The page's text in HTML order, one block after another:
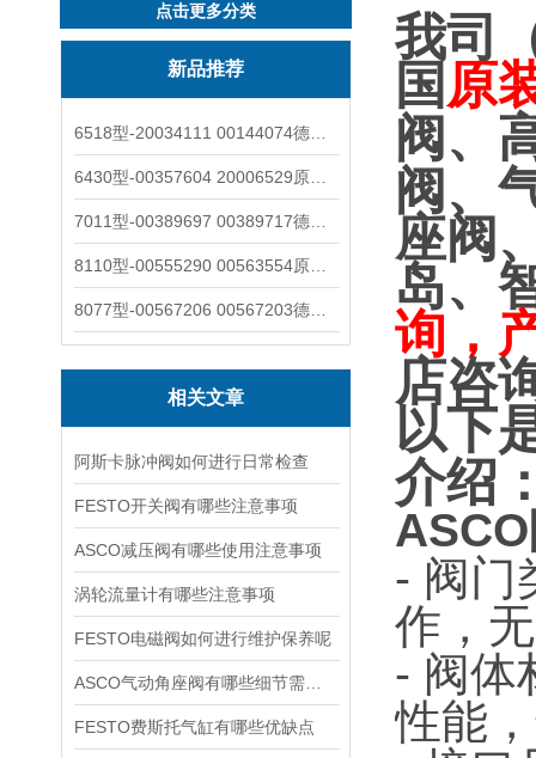
点击更多分类
新品推荐
相关文章
阿斯卡脉冲阀如何进行日常检查
FESTO开关阀有哪些注意事项
ASCO减压阀有哪些使用注意事项
涡轮流量计有哪些注意事项
FESTO电磁阀如何进行维护保养呢
FESTO费斯托气缸有哪些优缺点
我司
国 原
阀、
阀、
座阀
岛、
询，
店咨
以下
介绍
- 阀门
作，
- 阀体
性能